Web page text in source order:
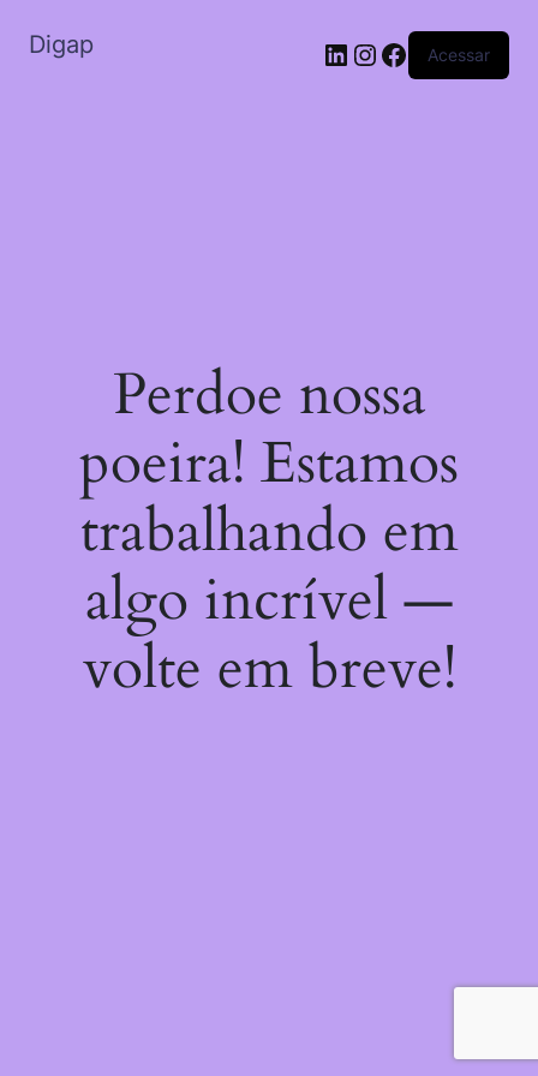
Digap Acessar
Perdoe nossa
poeira! Estamos
trabalhando em
algo incrível —
volte em breve!